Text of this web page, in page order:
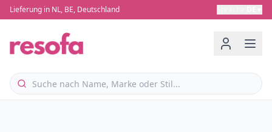
Lieferung in NL, BE, Deutschland